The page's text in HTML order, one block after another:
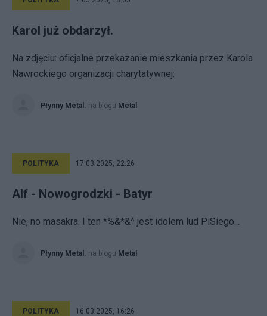
Karol już obdarzył.
Na zdjęciu: oficjalne przekazanie mieszkania przez Karola
Nawrockiego organizacji charytatywnej:
Płynny Metal. na blogu Metal
POLITYKA 17.03.2025, 22:26
Alf - Nowogrodzki - Batyr
Nie, no masakra. I ten *%&*&^ jest idolem lud PiSiego...
Płynny Metal. na blogu Metal
POLITYKA 16.03.2025, 16:26